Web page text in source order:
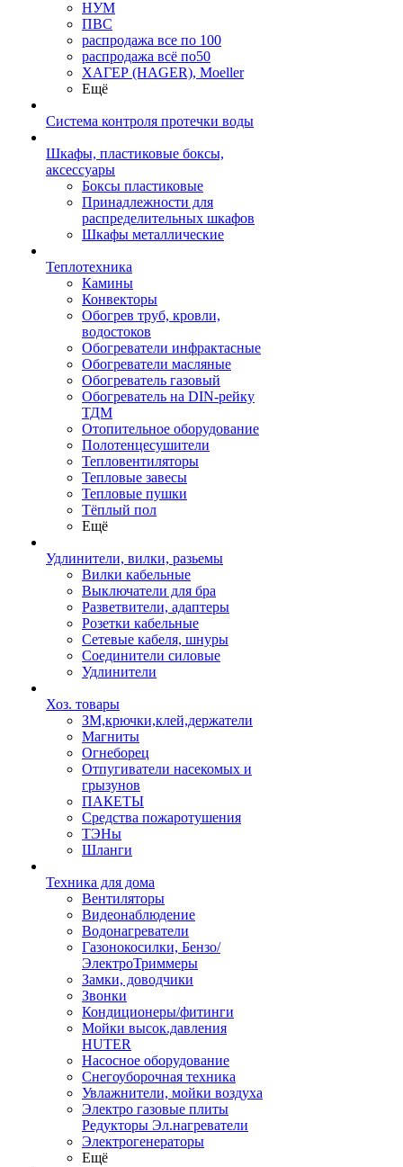
НУМ
ПВС
распродажа все по 100
распродажа всё по50
ХАГЕР (HAGER), Moeller
Ещё
Система контроля протечки воды
Шкафы, пластиковые боксы,
аксессуары
Боксы пластиковые
Принадлежности для
распределительных шкафов
Шкафы металлические
Теплотехника
Камины
Конвекторы
Обогрев труб, кровли,
водостоков
Обогреватели инфрактасные
Обогреватели масляные
Обогреватель газовый
Обогреватель на DIN-рейку
ТДМ
Отопительное оборудование
Полотенцесушители
Тепловентиляторы
Тепловые завесы
Тепловые пушки
Тёплый пол
Ещё
Удлинители, вилки, разьемы
Вилки кабельные
Выключатели для бра
Разветвители, адаптеры
Розетки кабельные
Сетевые кабеля, шнуры
Соединители силовые
Удлинители
Хоз. товары
ЗМ,крючки,клей,держатели
Магниты
Огнеборец
Отпугиватели насекомых и
грызунов
ПАКЕТЫ
Средства пожаротушения
ТЭНы
Шланги
Техника для дома
Вентиляторы
Видеонаблюдение
Водонагреватели
Газонокосилки, Бензо/
ЭлектроТриммеры
Замки, доводчики
Звонки
Кондиционеры/фитинги
Мойки высок.давления
HUTER
Насосное оборудование
Снегоуборочная техника
Увлажнители, мойки воздуха
Электро газовые плиты
Редукторы Эл.нагреватели
Электрогенераторы
Ещё